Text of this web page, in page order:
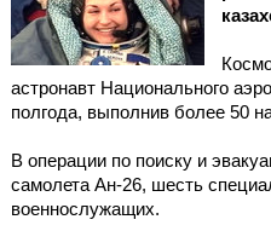
астронавт Национального
полгода, выполнив более 50
В операции по поиску и
самолета Ан-26, шесть
военнослужащих.